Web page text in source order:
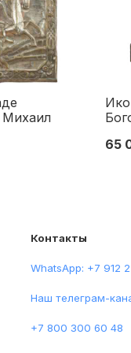
Михаил
XIX в.
65
Контакты
WhatsApp: +7 912
Наш телеграм-
+7 800 300 60 48